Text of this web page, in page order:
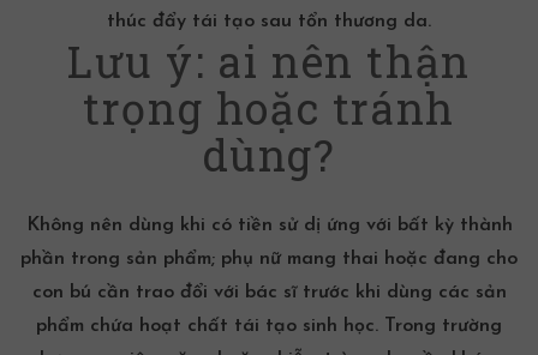
thúc đẩy tái tạo sau tổn thương da.
Lưu ý: ai nên thận
trọng hoặc tránh
dùng?
Không nên dùng khi có tiền sử dị ứng với bất kỳ thành
phần trong sản phẩm; phụ nữ mang thai hoặc đang cho
con bú cần trao đổi với bác sĩ trước khi dùng các sản
phẩm chứa hoạt chất tái tạo sinh học. Trong trường